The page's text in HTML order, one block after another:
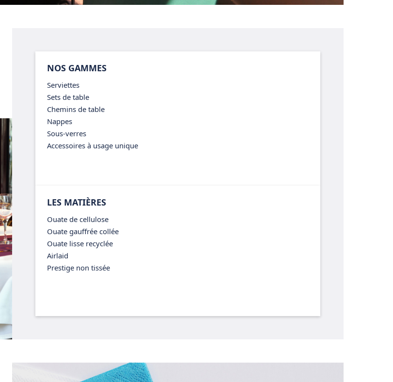
NOS GAMMES
Serviettes
Sets de table
Chemins de table
Nappes
Sous-verres
Accessoires à usage unique
LES MATIÈRES
Ouate de cellulose
Ouate gauffrée collée
Ouate lisse recyclée
Airlaid
Prestige non tissée